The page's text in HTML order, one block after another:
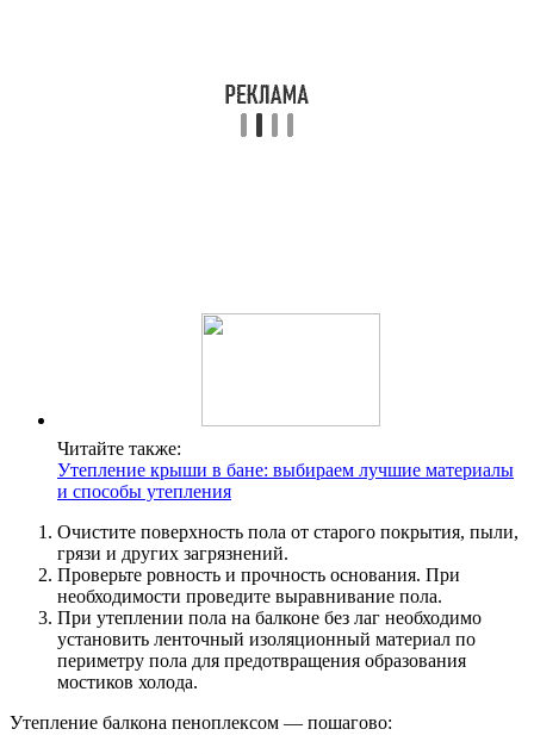
Читайте также:
Утепление крыши в бане: выбираем лучшие материалы
и способы утепления
Очистите поверхность пола от старого покрытия, пыли,
грязи и других загрязнений.
Проверьте ровность и прочность основания. При
необходимости проведите выравнивание пола.
При утеплении пола на балконе без лаг необходимо
установить ленточный изоляционный материал по
периметру пола для предотвращения образования
мостиков холода.
Утепление балкона пеноплексом — пошагово: